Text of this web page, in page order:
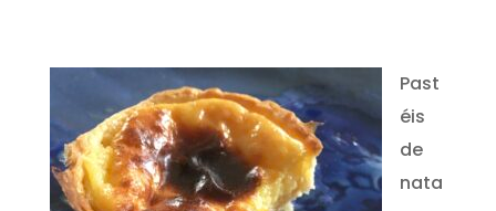
Past
éis
de
nata